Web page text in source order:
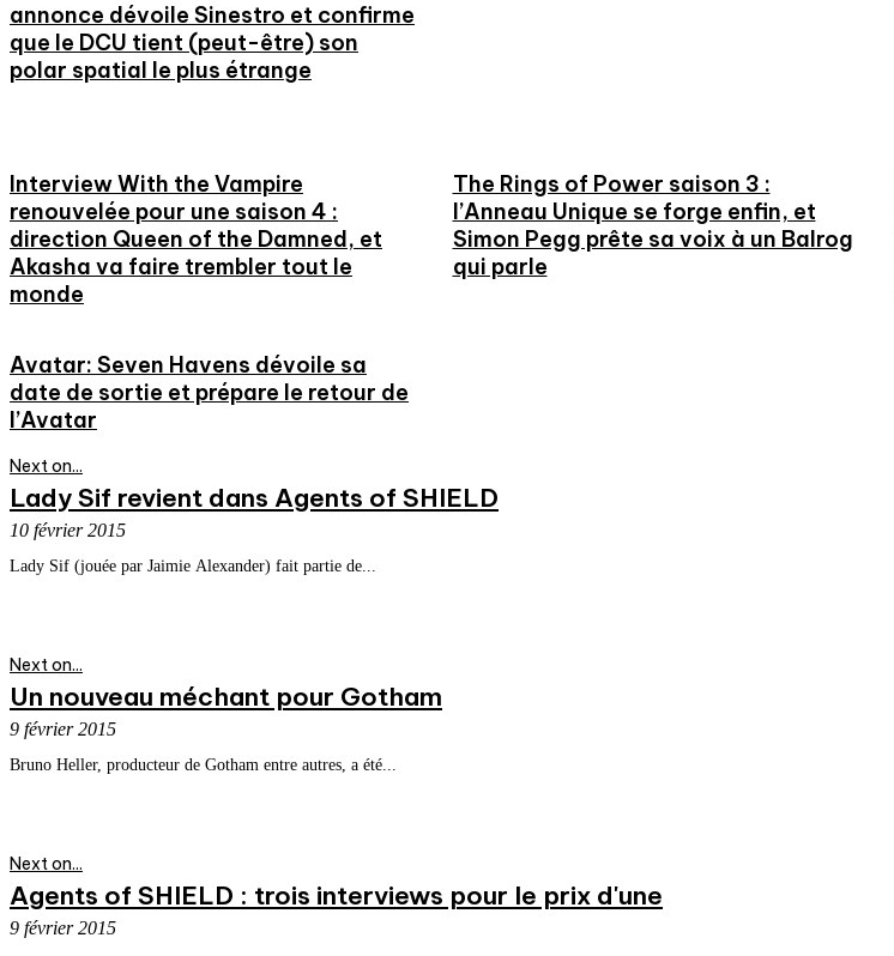
annonce dévoile Sinestro et confirme
que le DCU tient (peut-être) son
polar spatial le plus étrange
Interview With the Vampire
renouvelée pour une saison 4 :
direction Queen of the Damned, et
Akasha va faire trembler tout le
monde
The Rings of Power saison 3 :
l’Anneau Unique se forge enfin, et
Simon Pegg prête sa voix à un Balrog
qui parle
Avatar: Seven Havens dévoile sa
date de sortie et prépare le retour de
l’Avatar
Next on...
Lady Sif revient dans Agents of SHIELD
10 février 2015
Lady Sif (jouée par Jaimie Alexander) fait partie de...
Next on...
Un nouveau méchant pour Gotham
9 février 2015
Bruno Heller, producteur de Gotham entre autres, a été...
Next on...
Agents of SHIELD : trois interviews pour le prix d'une
9 février 2015